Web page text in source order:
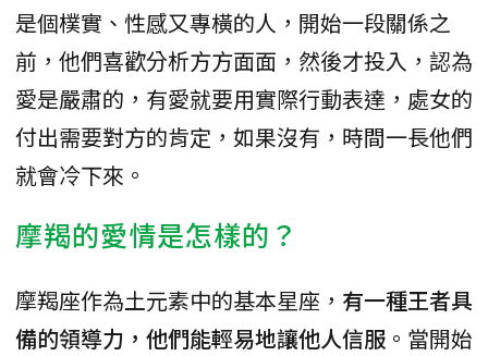
是個樸實、性感又專橫的人，開始一段關係之
前，他們喜歡分析方方面面，然後才投入，認為
愛是嚴肅的，有愛就要用實際行動表達，處女的
付出需要對方的肯定，如果沒有，時間一長他們
就會冷下來。
摩羯的愛情是怎樣的？
摩羯座作為土元素中的基本星座， 有一種王者具
備的領導力，他們能輕易地讓他人信服 。當開始